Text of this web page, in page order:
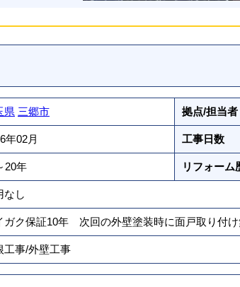
県 三郷市 拠点/担当者
年02月 工事日数
20年 リフォーム
なし
ガク保証10年 次回の外壁塗装時に面戸取り付
工事/外壁工事